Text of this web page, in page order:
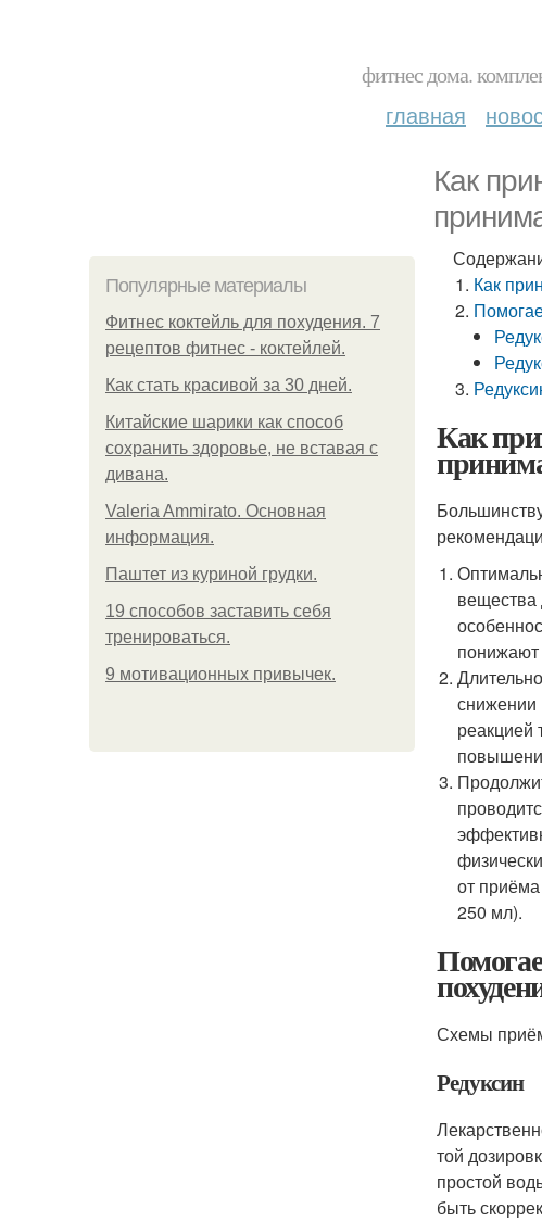
фитнес дома.
главная
Как
Популярные материалы
Фитнес коктейль для похудения. 7
рецептов фитнес - коктейлей.
Как стать красивой за 30 дней.
Китайские шарики как способ
сохранить здоровье, не вставая с
дивана.
Valeria Ammirato. Основная
информация.
Паштет из куриной грудки.
19 способов заставить себя
тренироваться.
9 мотивационных привычек.
Как
Как
вещества
снижении
реакцией
от
250 мл).
Схемы
Редуксин
той
простой
быть